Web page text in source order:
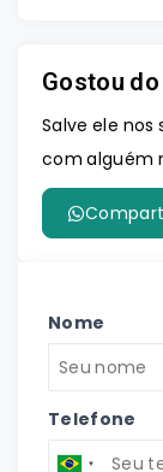
Gostou
Salve ele
com alguém
Nome
Telefone